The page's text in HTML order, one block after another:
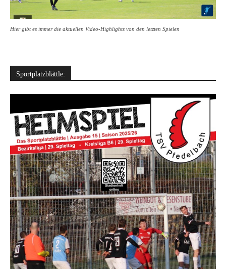
Hier gibt es immer die aktuellen Video-Highlights von den letzten Spielen
Sportplatzblättle: